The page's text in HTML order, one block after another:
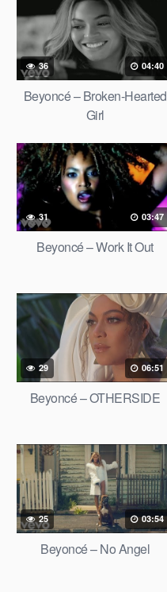
36 04:40
Beyoncé – Broken-Hearted
Girl
31 03:47
Beyoncé – Work It Out
29 06:51
Beyoncé – OTHERSIDE
25 03:54
Beyoncé – No Angel